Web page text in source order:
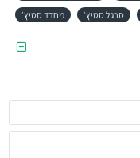
סרגל סטיץ׳ מחדד סטיץ׳